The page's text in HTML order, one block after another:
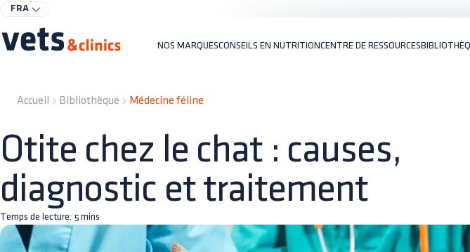
FRA
NOS MARQUESCONSEILS EN NUTRITIONCENTRE DE RESSOURCES
Accueil Bibliothèque Médecine féline
Otite chez le chat : causes,
diagnostic et traitement
Temps de lecture: 5 mins